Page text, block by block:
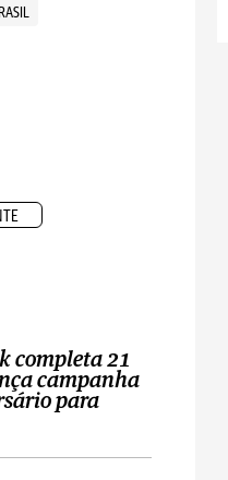
completa 21
campanha
para